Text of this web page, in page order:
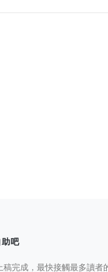
吧
完成，最快接觸最多讀者